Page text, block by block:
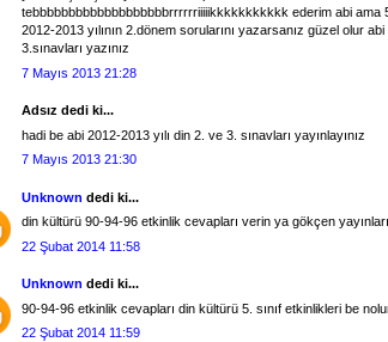
tebbbbbbbbbbbbbbbbbbbrrrrrriiiiikkkkkkkkkkk ederim abi ama
2012-2013 yılının 2.dönem sorularını yazarsanız güzel olur
3.sınavları yazınız
7 Mayıs 2013 21:28
Adsız dedi ki...
hadi be abi 2012-2013 yılı din 2. ve 3. sınavları yayınlayınız
7 Mayıs 2013 21:30
Unknown dedi ki...
din kültürü 90-94-96 etkinlik cevapları verin ya gökçen yayınları
22 Şubat 2014 11:58
Unknown dedi ki...
90-94-96 etkinlik cevapları din kültürü 5. sınıf etkinlikleri be
22 Şubat 2014 11:59